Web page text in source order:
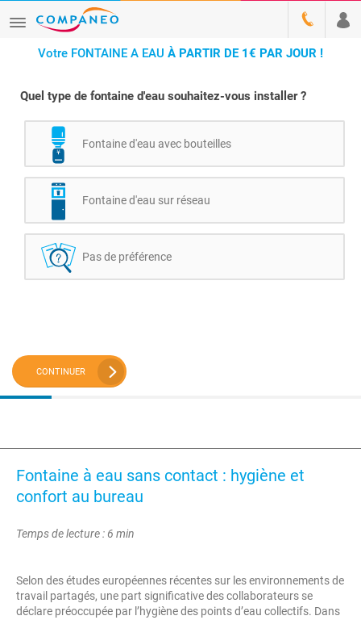
Votre FONTAINE A EAU À PARTIR DE 1€ PAR JOUR !
Quel type de fontaine d'eau souhaitez-vous installer ?
Fontaine d'eau avec bouteilles
Fontaine d'eau sur réseau
Pas de préférence
CONTINUER
Fontaine à eau sans contact : hygiène et
confort au bureau
Temps de lecture : 6 min
Selon des études européennes récentes sur les environnements de
travail partagés, une part significative des collaborateurs se
déclare préoccupée par l’hygiène des points d’eau collectifs. Dans